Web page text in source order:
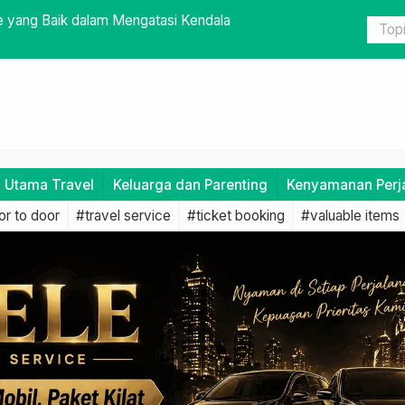
Dekat Saat Bepergian
Travel
Utama Travel Keluarga dan Parenting Kenyamanan
to door #travel service #ticket booking #valuable items